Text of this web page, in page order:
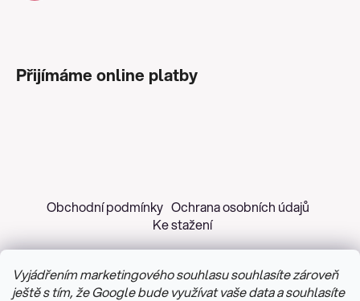
Vyjádřením marketingového souhlasu souhlasíte zároveň
ještě s tím, že Google bude využívat vaše data a souhlasíte
Přijímáme online platby
Obchodní podmínky Ochrana osobních údajů
Ke stažení